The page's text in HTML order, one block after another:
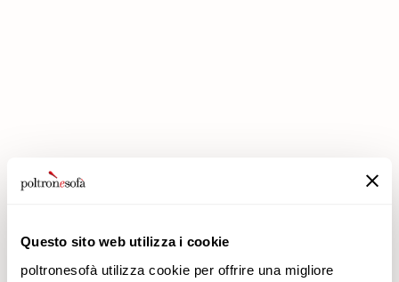
Questo sito web utilizza i cookie
poltronesofà utilizza cookie per offrire una migliore
Azienda Prodotti